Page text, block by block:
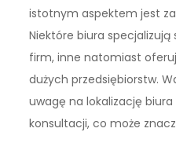
istotnym aspektem jest
Niektóre biura specjalizują
firm, inne natomiast
dużych przedsiębiorstw.
uwagę na lokalizację
konsultacji, co może